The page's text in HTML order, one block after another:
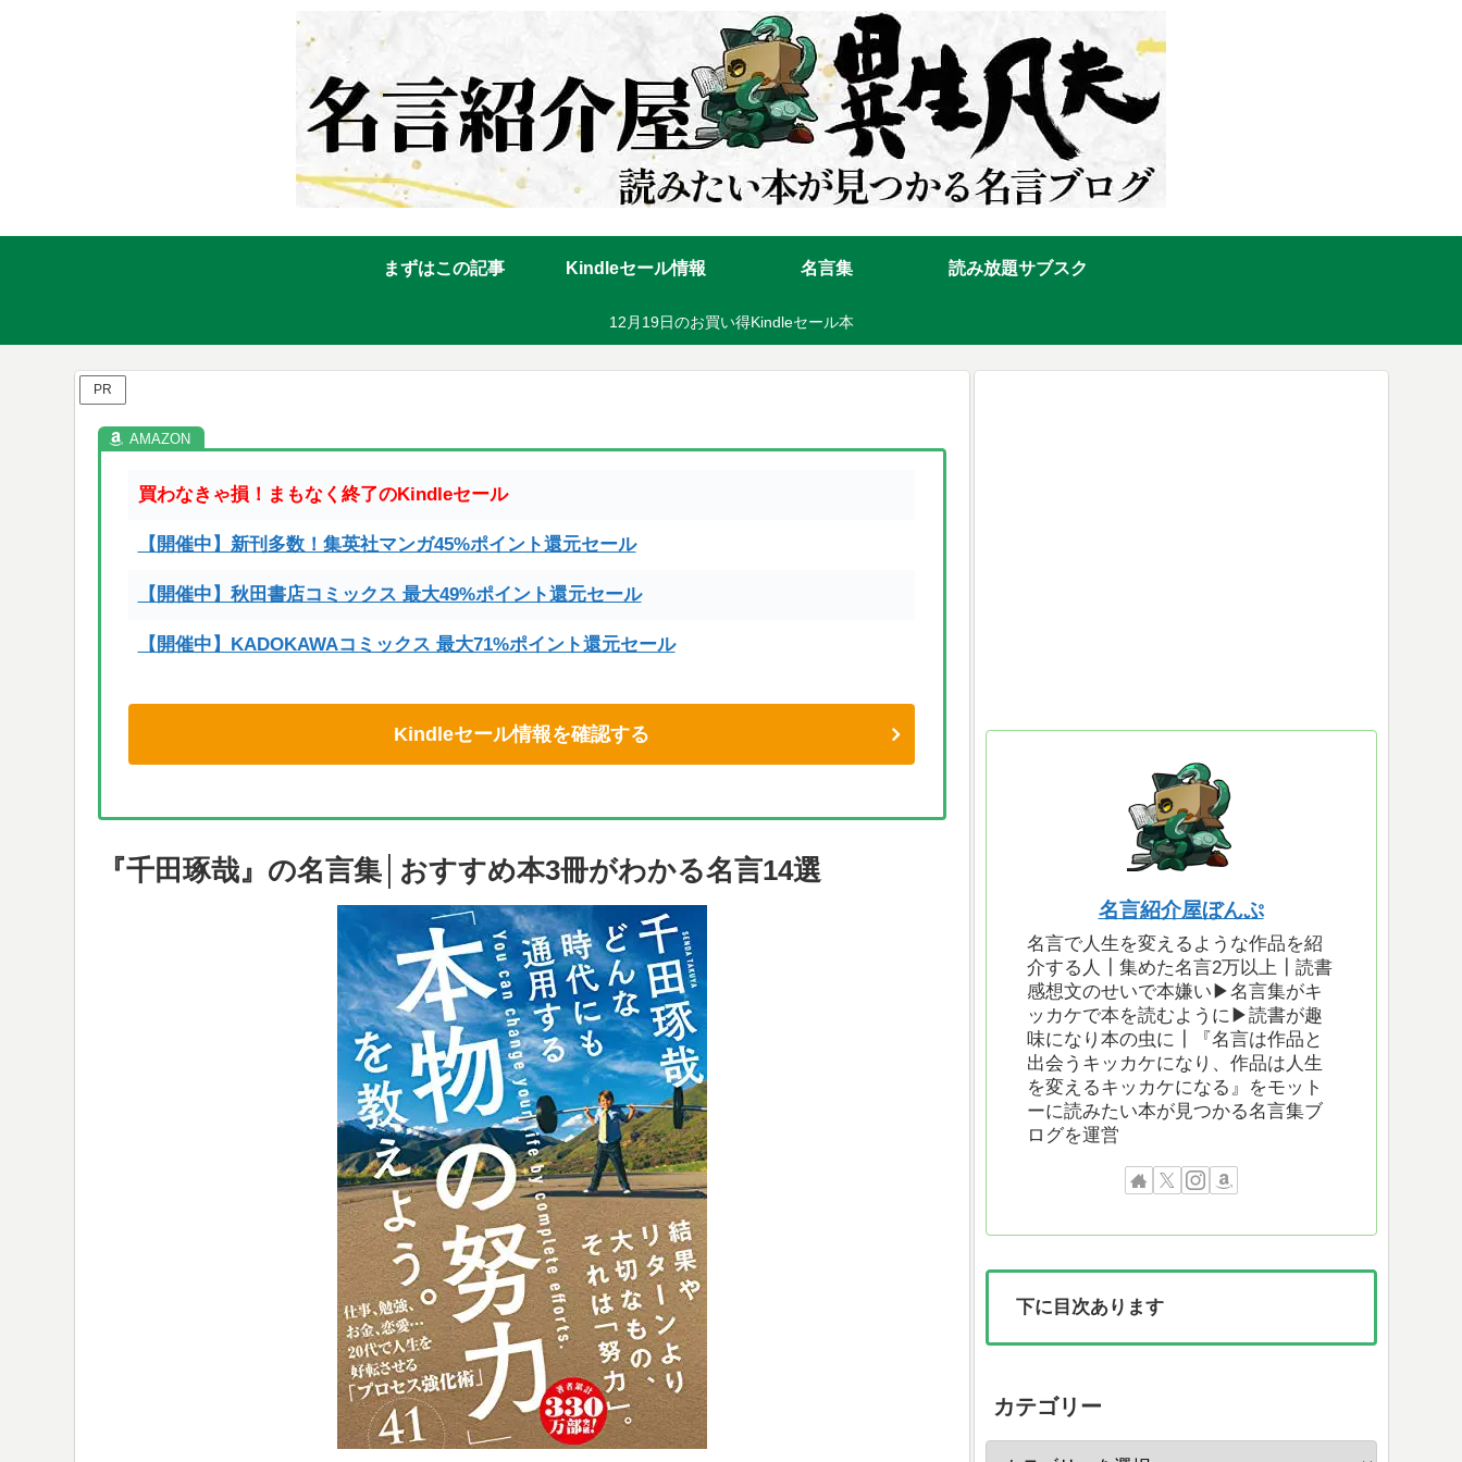
まずはこの記事 Kindleセール情報 名言集 読み放題サブスク
12月19日のお買い得Kindleセール本
PR
買わなきゃ損！まもなく終了のKindleセール
【開催中】新刊多数！集英社マンガ45%ポイント還元セール
【開催中】秋田書店コミックス 最大49%ポイント還元セール
【開催中】KADOKAWAコミックス 最大71%ポイント還元セール
Kindleセール情報を確認する
『千田琢哉』の名言集│おすすめ本3冊がわかる名言14選
名言紹介屋ぼんぷ
名言で人生を変えるような作品を紹
介する人┃集めた名言2万以上┃読書
感想文のせいで本嫌い▶︎名言集がキ
ッカケで本を読むように▶︎読書が趣
味になり本の虫に┃『名言は作品と
出会うキッカケになり、作品は人生
を変えるキッカケになる』をモット
ーに読みたい本が見つかる名言集ブ
ログを運営
下に目次あります
カテゴリー